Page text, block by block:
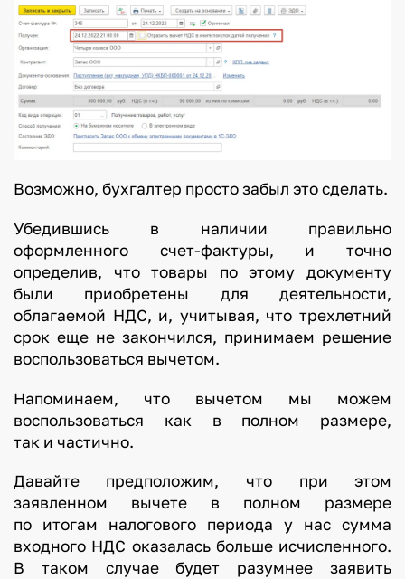
Возможно, бухгалтер просто забыл это сделать.
Убедившись в наличии правильно
оформленного счет-фактуры, и точно
определив, что товары по этому документу
были приобретены для деятельности,
облагаемой НДС, и, учитывая, что трехлетний
срок еще не закончился, принимаем решение
воспользоваться вычетом.
Напоминаем, что вычетом мы можем
воспользоваться как в полном размере,
так и частично.
Давайте предположим, что при этом
заявленном вычете в полном размере
по итогам налогового периода у нас сумма
входного НДС оказалась больше исчисленного.
В таком случае будет разумнее заявить